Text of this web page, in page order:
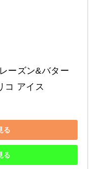
ーズン&バター
コ アイス
る
る